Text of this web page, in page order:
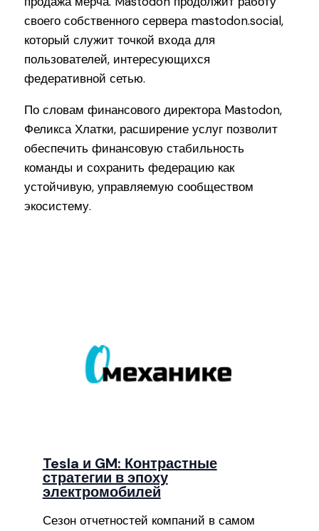
своего собственного сервера mastodon.social,
который служит точкой входа для
пользователей, интересующихся
федеративной сетью.
По словам финансового директора Mastodon,
Феликса Хлатки, расширение услуг позволит
обеспечить финансовую стабильность
команды и сохранить федерацию как
устойчивую, управляемую сообществом
экосистему.
Tesla и GM: Контрастные
стратегии в эпоху
электромобилей
Сезон отчетностей компаний в самом